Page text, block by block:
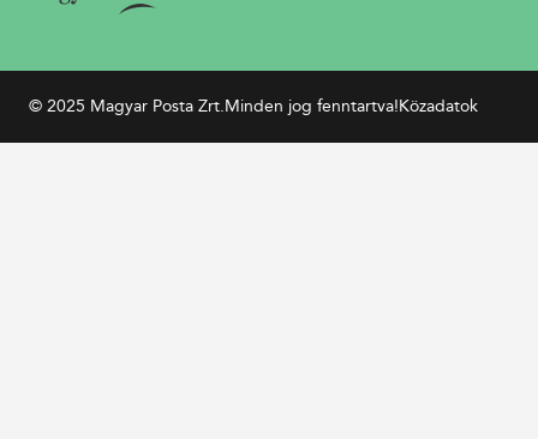
© 2025 Magyar Posta Zrt.Minden jog fenntartva!Közadatok